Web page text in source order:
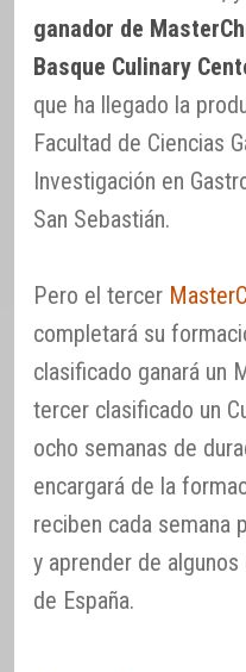
ganador de
Basque Culinary
que ha llegado la
Facultad de Ciencias
Investigación en
San Sebastián.
Pero el tercer
completará su
clasificado ganará un
tercer clasificado un
ocho semanas de
encargará de la
reciben cada semana
y aprender de
de España.